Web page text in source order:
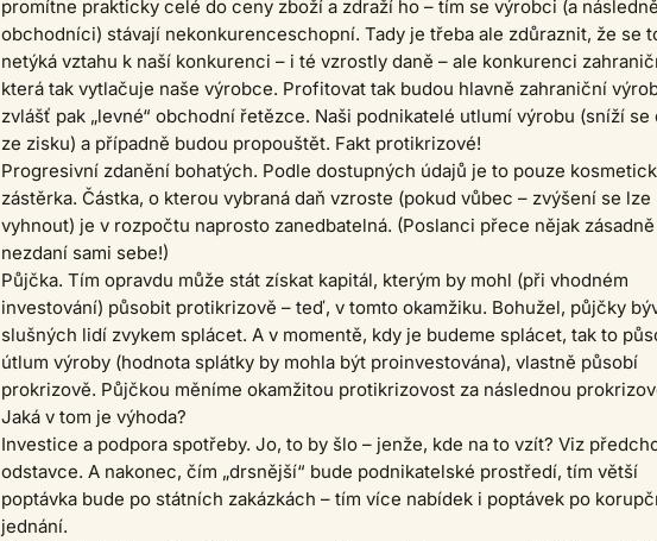
promítne prakticky celé do ceny zboží a zdraží ho – tím se výrobci (a následně
obchodníci) stávají nekonkurenceschopní. Tady je třeba ale zdůraznit, že se
netýká vztahu k naší konkurenci – i té vzrostly daně – ale konkurenci
která tak vytlačuje naše výrobce. Profitovat tak budou hlavně zahraniční
zvlášť pak „levné“ obchodní řetězce. Naši podnikatelé utlumí výrobu (sníží se
ze zisku) a případně budou propouštět. Fakt protikrizové!
Progresivní zdanění bohatých. Podle dostupných údajů je to pouze
zástěrka. Částka, o kterou vybraná daň vzroste (pokud vůbec – zvýšení se lze
vyhnout) je v rozpočtu naprosto zanedbatelná. (Poslanci přece nějak zásadně
nezdaní sami sebe!)
Půjčka. Tím opravdu může stát získat kapitál, kterým by mohl (při vhodném
investování) působit protikrizově – teď, v tomto okamžiku. Bohužel, půjčky
slušných lidí zvykem splácet. A v momentě, kdy je budeme splácet, tak to
útlum výroby (hodnota splátky by mohla být proinvestována), vlastně působí
prokrizově. Půjčkou měníme okamžitou protikrizovost za následnou
Jaká v tom je výhoda?
Investice a podpora spotřeby. Jo, to by šlo – jenže, kde na to vzít? Viz
odstavce. A nakonec, čím „drsnější“ bude podnikatelské prostředí, tím větší
poptávka bude po státních zakázkách – tím více nabídek i poptávek po
jednání.